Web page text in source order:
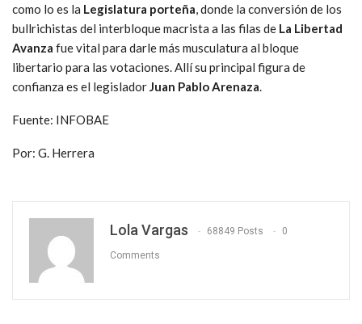
como lo es la Legislatura porteña, donde la conversión de los
bullrichistas del interbloque macrista a las filas de La Libertad
Avanza fue vital para darle más musculatura al bloque
libertario para las votaciones. Allí su principal figura de
confianza es el legisladorJuan Pablo Arenaza.
Fuente: INFOBAE
Por: G. Herrera
Lola Vargas 68849 Posts 0
Comments